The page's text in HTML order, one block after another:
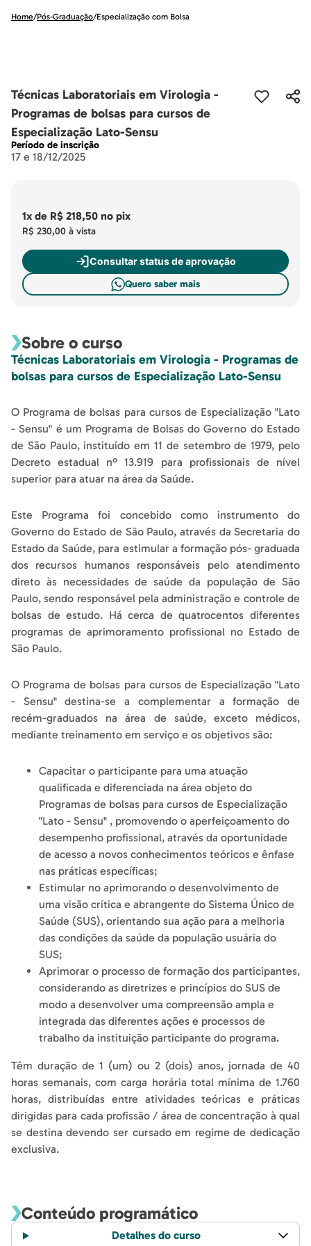
Home/Pós-Graduação/Especialização com Bolsa
Técnicas Laboratoriais em Virologia -
Programas de bolsas para cursos de
Especialização Lato-Sensu
Período de inscrição
17 e 18/12/2025
1x de R$ 218,50 no pix
R$ 230,00 à vista
Consultar status de aprovação
Quero saber mais
Sobre o curso
Técnicas Laboratoriais em Virologia - Programas de
bolsas para cursos de Especialização Lato-Sensu
O Programa de bolsas para cursos de Especialização "Lato
- Sensu" é um Programa de Bolsas do Governo do Estado
de São Paulo, instituído em 11 de setembro de 1979, pelo
Decreto estadual nº 13.919 para profissionais de nível
superior para atuar na área da Saúde.
Este Programa foi concebido como instrumento do
Governo do Estado de São Paulo, através da Secretaria do
Estado da Saúde, para estimular a formação pós- graduada
dos recursos humanos responsáveis pelo atendimento
direto às necessidades de saúde da população de São
Paulo, sendo responsável pela administração e controle de
bolsas de estudo. Há cerca de quatrocentos diferentes
programas de aprimoramento profissional no Estado de
São Paulo.
O Programa de bolsas para cursos de Especialização "Lato
- Sensu" destina-se a complementar a formação de
recém-graduados na área de saúde, exceto médicos,
mediante treinamento em serviço e os objetivos são:
Capacitar o participante para uma atuação
qualificada e diferenciada na área objeto do
Programas de bolsas para cursos de Especialização
"Lato - Sensu" , promovendo o aperfeiçoamento do
desempenho profissional, através da oportunidade
de acesso a novos conhecimentos teóricos e ênfase
nas práticas específicas;
Estimular no aprimorando o desenvolvimento de
uma visão crítica e abrangente do Sistema Único de
Saúde (SUS), orientando sua ação para a melhoria
das condições da saúde da população usuária do
SUS;
Aprimorar o processo de formação dos participantes,
considerando as diretrizes e princípios do SUS de
modo a desenvolver uma compreensão ampla e
integrada das diferentes ações e processos de
trabalho da instituição participante do programa.
Têm duração de 1 (um) ou 2 (dois) anos, jornada de 40
horas semanais, com carga horária total mínima de 1.760
horas, distribuídas entre atividades teóricas e práticas
dirigidas para cada profissão / área de concentração à qual
se destina devendo ser cursado em regime de dedicação
exclusiva.
Conteúdo programático
Detalhes do curso